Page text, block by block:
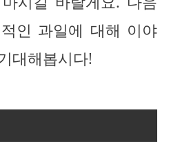
인 과일에 대해 이야
대해봅시다!